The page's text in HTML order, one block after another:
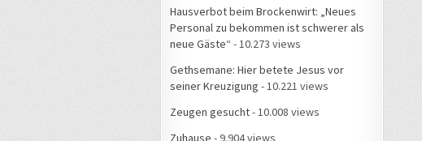
Hausverbot beim Brockenwirt: „Neues
Personal zu bekommen ist schwerer als
neue Gäste“ - 10.273 views
Gethsemane: Hier betete Jesus vor
seiner Kreuzigung - 10.221 views
Zeugen gesucht- 10.008 views
Zuhause - 9.904 views